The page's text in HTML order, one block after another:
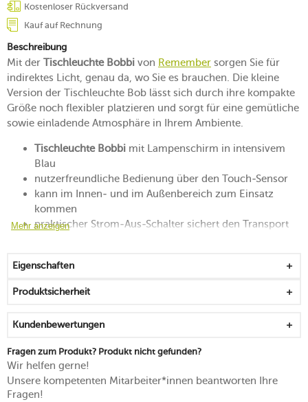
Kostenloser Rückversand
Kauf auf Rechnung
Beschreibung
Mit der Tischleuchte Bobbi von Remember sorgen Sie für
indirektes Licht, genau da, wo Sie es brauchen. Die kleine
Version der Tischleuchte Bob lässt sich durch ihre kompakte
Größe noch flexibler platzieren und sorgt für eine gemütliche
sowie einladende Atmosphäre in Ihrem Ambiente.
Tischleuchte Bobbi mit Lampenschirm in intensivem
Blau
nutzerfreundliche Bedienung über den Touch-Sensor
kann im Innen- und im Außenbereich zum Einsatz
kommen
praktischer Strom-Aus-Schalter sichert den Transport
lässt sich in drei Stufen dimmen
leuchtet mit einer Lichtfarbe von 3.000 Kelvin
im geladenen Zustand leuchtet die Lampe auf der
niedrigsten Stufe bis zu 46 Stunden
Ladezeit: ca. 5 Stunden
kann über das mitgelieferte USB-C-Ladekabel (1,5 m)
und den USB-C-Port aufgeladen werden
Mehr anzeigen
Eigenschaften
Produktsicherheit
Kundenbewertungen
Fragen zum Produkt? Produkt nicht gefunden?
Wir helfen gerne!
Unsere kompetenten Mitarbeiter*innen beantworten Ihre
Fragen!